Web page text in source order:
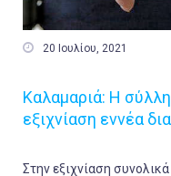
 20 Ιουλίου, 2021
Καλαμαριά: Η
εξιχνίαση εννέα
Στην εξιχνίαση